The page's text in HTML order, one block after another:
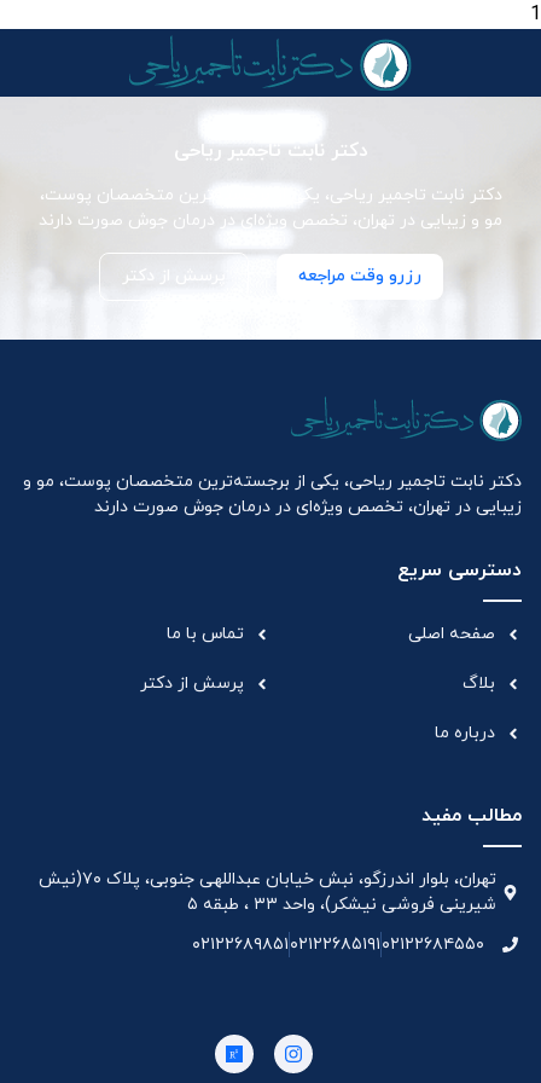
1
دکتر نابت تاجمیر ریاحی
دکتر نابت تاجمیر ریاحی، یکی از برجسته‌ترین متخصصان پوست،
مو و زیبایی در تهران، تخصص ویژه‌ای در درمان جوش صورت دارند
رزرو وقت مراجعه پرسش از دکتر
دکتر نابت تاجمیر ریاحی، یکی از برجسته‌ترین متخصصان پوست، مو و
زیبایی در تهران، تخصص ویژه‌ای در درمان جوش صورت دارند
دسترسی سریع
صفحه اصلی
بلاگ
درباره ما
تماس با ما
پرسش از دکتر
مطالب مفید
تهران، بلوار اندرزگو، نبش خیابان عبداللهی جنوبی، پلاک ۷۰(نیش
شیرینی فروشی نیشکر)، واحد ۳۳ ، طبقه ۵
۰۲۱۲۲۶۸۴۵۵۰۰۲۱۲۲۶۸۵۱۹۱۰۲۱۲۲۶۸۹۸۵۱